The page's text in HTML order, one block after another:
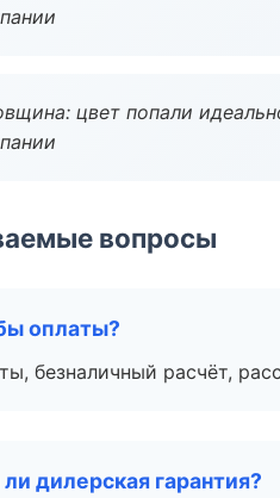
цвет попали
вопросы
оплаты?
безналичный расчёт,
дилерская гарантия?